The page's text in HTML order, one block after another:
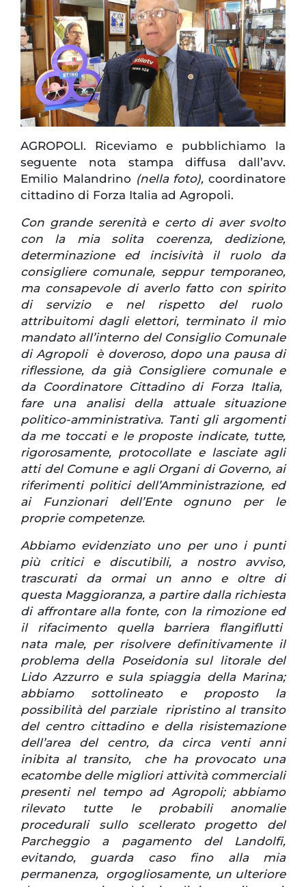
AGROPOLI. Riceviamo e pubblichiamo la
seguente nota stampa diffusa dall’avv.
Emilio Malandrino (nella foto), coordinatore
cittadino di Forza Italia ad Agropoli.
Con grande serenità e certo di aver svolto
con la mia solita coerenza, dedizione,
determinazione ed incisività il ruolo da
consigliere comunale, seppur temporaneo,
ma consapevole di averlo fatto con spirito
di servizio e nel rispetto del ruolo
attribuitomi dagli elettori, terminato il mio
mandato all’interno del Consiglio Comunale
di Agropoli è doveroso, dopo una pausa di
riflessione, da già Consigliere comunale e
da Coordinatore Cittadino di Forza Italia,
fare una analisi della attuale situazione
politico-amministrativa. Tanti gli argomenti
da me toccati e le proposte indicate, tutte,
rigorosamente, protocollate e lasciate agli
atti del Comune e agli Organi di Governo, ai
riferimenti politici dell’Amministrazione, ed
ai Funzionari dell’Ente ognuno per le
proprie competenze.
Abbiamo evidenziato uno per uno i punti
più critici e discutibili, a nostro avviso,
trascurati da ormai un anno e oltre di
questa Maggioranza, a partire dalla richiesta
di affrontare alla fonte, con la rimozione ed
il rifacimento quella barriera flangiflutti
nata male, per risolvere definitivamente il
problema della Poseidonia sul litorale del
Lido Azzurro e sula spiaggia della Marina;
abbiamo sottolineato e proposto la
possibilità del parziale ripristino al transito
del centro cittadino e della risistemazione
dell’area del centro, da circa venti anni
inibita al transito, che ha provocato una
ecatombe delle migliori attività commerciali
presenti nel tempo ad Agropoli; abbiamo
rilevato tutte le probabili anomalie
procedurali sullo scellerato progetto del
Parcheggio a pagamento del Landolfi,
evitando, guarda caso fino alla mia
permanenza, orgogliosamente, un ulteriore